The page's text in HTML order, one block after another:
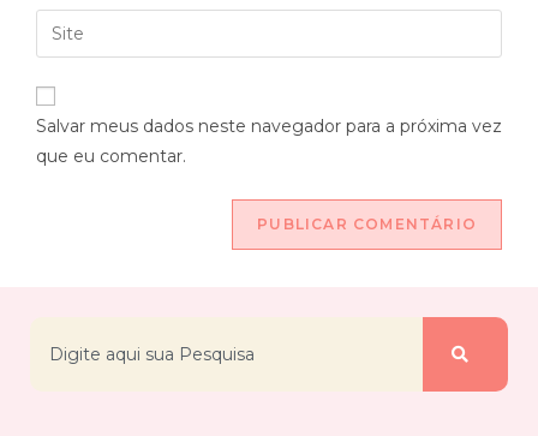
Salvar meus dados neste navegador para a próxima vez
que eu comentar.